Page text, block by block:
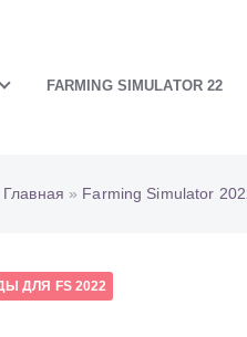
FARMING SIMULATOR 22
Главная » Farming Simulator
ДЛЯ FS 2022